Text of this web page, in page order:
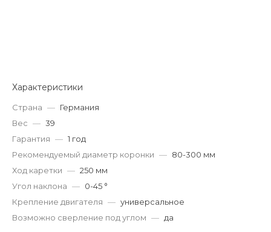
Характеристики
Страна — Германия
Вес — 39
Гарантия — 1 год
Рекомендуемый диаметр коронки — 80-300 мм
Ход каретки — 250 мм
Угол наклона — 0-45 °
Крепление двигателя — универсальное
Возможно сверление под углом — да